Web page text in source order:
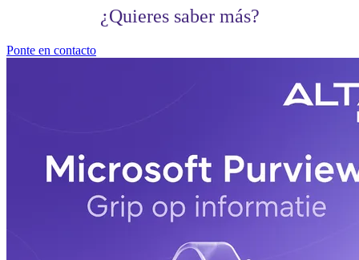
¿Quieres saber más?
Ponte en contacto